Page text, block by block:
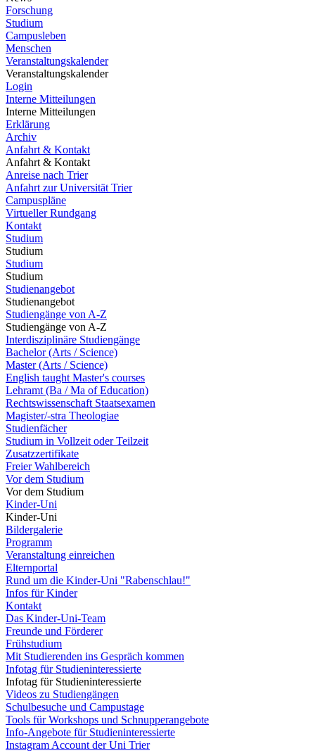
Forschung
Studium
Campusleben
Menschen
Veranstaltungskalender
Veranstaltungskalender
Login
Interne Mitteilungen
Interne Mitteilungen
Erklärung
Archiv
Anfahrt & Kontakt
Anfahrt & Kontakt
Anreise nach Trier
Anfahrt zur Universität Trier
Campuspläne
Virtueller Rundgang
Kontakt
Studium
Studium
Studium
Studium
Studienangebot
Studienangebot
Studiengänge von A-Z
Studiengänge von A-Z
Interdisziplinäre Studiengänge
Bachelor (Arts / Science)
Master (Arts / Science)
English taught Master's courses
Lehramt (Ba / Ma of Education)
Rechtswissenschaft Staatsexamen
Magister/-stra Theologiae
Studienfächer
Studium in Vollzeit oder Teilzeit
Zusatzzertifikate
Freier Wahlbereich
Vor dem Studium
Vor dem Studium
Kinder-Uni
Kinder-Uni
Bildergalerie
Programm
Veranstaltung einreichen
Elternportal
Rund um die Kinder-Uni "Rabenschlau!"
Infos für Kinder
Kontakt
Das Kinder-Uni-Team
Freunde und Förderer
Frühstudium
Mit Studierenden ins Gespräch kommen
Infotag für Studieninteressierte
Infotag für Studieninteressierte
Videos zu Studiengängen
Schulbesuche und Campustage
Tools für Workshops und Schnupperangebote
Info-Angebote für Studieninteressierte
Instagram Account der Uni Trier